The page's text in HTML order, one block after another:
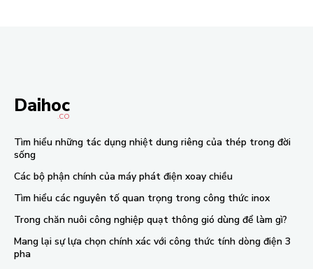
Daihoc
.CO
Tìm hiểu những tác dụng nhiệt dung riêng của thép trong đời
sống
Các bộ phận chính của máy phát điện xoay chiều
Tìm hiểu các nguyên tố quan trọng trong công thức inox
Trong chăn nuôi công nghiệp quạt thông gió dùng để làm gì?
Mang lại sự lựa chọn chính xác với công thức tính dòng điện 3
pha